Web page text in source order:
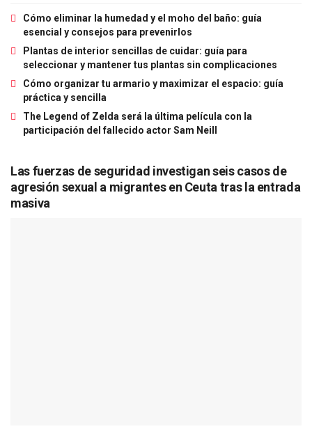
Cómo eliminar la humedad y el moho del baño: guía
esencial y consejos para prevenirlos
Plantas de interior sencillas de cuidar: guía para
seleccionar y mantener tus plantas sin complicaciones
Cómo organizar tu armario y maximizar el espacio: guía
práctica y sencilla
The Legend of Zelda será la última película con la
participación del fallecido actor Sam Neill
Las fuerzas de seguridad investigan seis casos de
agresión sexual a migrantes en Ceuta tras la entrada
masiva